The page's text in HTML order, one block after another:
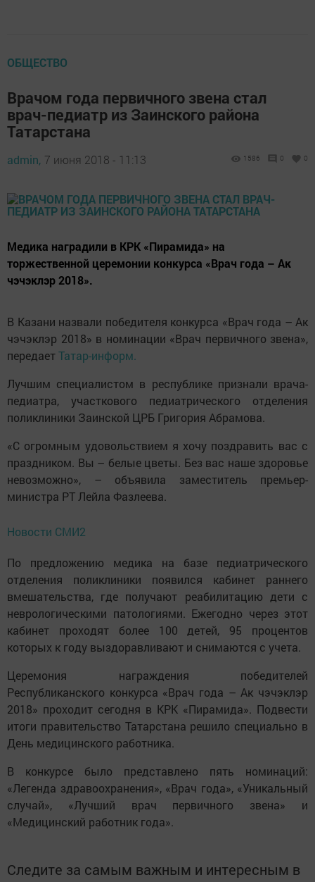
ОБЩЕСТВО
Врачом года первичного звена стал
врач-педиатр из Заинского района
Татарстана
admin, 7 июня 2018 - 11:13 1586 0 0
Медика наградили в КРК «Пирамида» на
торжественной церемонии конкурса «Врач года – Ак
чэчэклэр 2018».
В Казани назвали победителя конкурса «Врач года – Ак
чэчэклэр 2018» в номинации «Врач первичного звена»,
передаетТатар-информ.
Лучшим специалистом в республике признали врача-
педиатра, участкового педиатрического отделения
поликлиники Заинской ЦРБ Григория Абрамова.
«С огромным удовольствием я хочу поздравить вас с
праздником. Вы – белые цветы. Без вас наше здоровье
невозможно», – объявила заместитель премьер-
министра РТ Лейла Фазлеева.
Новости СМИ2
По предложению медика на базе педиатрического
отделения поликлиники появился кабинет раннего
вмешательства, где получают реабилитацию дети с
неврологическими патологиями. Ежегодно через этот
кабинет проходят более 100 детей, 95 процентов
которых к году выздоравливают и снимаются с учета.
Церемония награждения победителей
Республиканского конкурса «Врач года – Ак чэчэклэр
2018» проходит сегодня в КРК «Пирамида». Подвести
итоги правительство Татарстана решило специально в
День медицинского работника.
В конкурсе было представлено пять номинаций:
«Легенда здравоохранения», «Врач года», «Уникальный
случай», «Лучший врач первичного звена» и
«Медицинский работник года».
Следите за самым важным и интересным в